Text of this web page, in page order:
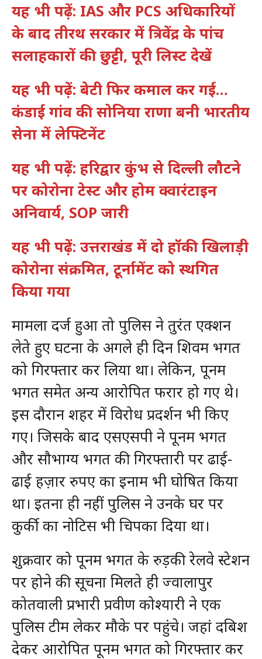
यह भी पढ़ें: IAS और PCS अधिकारियों
के बाद तीरथ सरकार में त्रिवेंद्र के पांच
सलाहकारों की छुट्टी, पूरी लिस्ट देखें
यह भी पढ़ें: बेटी फिर कमाल कर गई…
कंडाई गांव की सोनिया राणा बनी भारतीय
सेना में लेफ्टिनेंट
यह भी पढ़ें: हरिद्वार कुंभ से दिल्ली लौटने
पर कोरोना टेस्ट और होम क्वारंटाइन
अनिवार्य, SOP जारी
यह भी पढ़ें: उत्तराखंड में दो हॉकी खिलाड़ी
कोरोना संक्रमित, टूर्नामेंट को स्थगित
किया गया
मामला दर्ज हुआ तो पुलिस ने तुरंत एक्शन
लेते हुए घटना के अगले ही दिन शिवम भगत
को गिरफ्तार कर लिया था। लेकिन, पूनम
भगत समेत अन्य आरोपित फरार हो गए थे।
इस दौरान शहर में विरोध प्रदर्शन भी किए
गए। जिसके बाद एसएसपी ने पूनम भगत
और सौभाग्य भगत की गिरफ्तारी पर ढाई-
ढाई हज़ार रुपए का इनाम भी घोषित किया
था। इतना ही नहीं पुलिस ने उनके घर पर
कुर्की का नोटिस भी चिपका दिया था।
शुक्रवार को पूनम भगत के रुड़की रेलवे स्टेशन
पर होने की सूचना मिलते ही ज्वालापुर
कोतवाली प्रभारी प्रवीण कोश्यारी ने एक
पुलिस टीम लेकर मौके पर पहुंचे। जहां दबिश
देकर आरोपित पूनम भगत को गिरफ्तार कर